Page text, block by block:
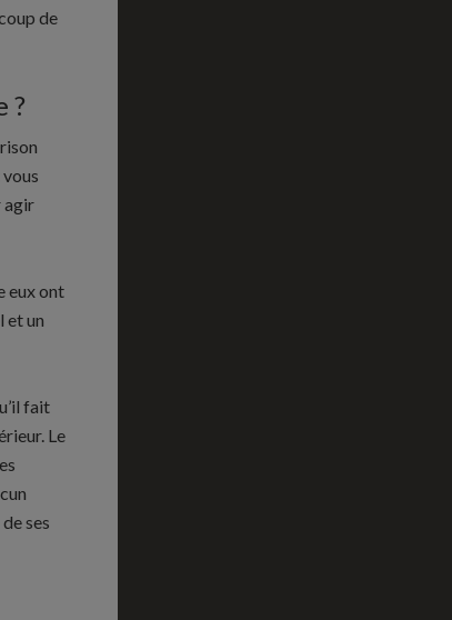
de
?
agir
eux ont
et un
fait
Le
ses